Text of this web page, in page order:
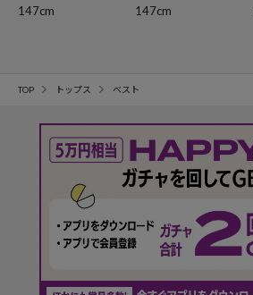
147cm 147cm
TOP トップス ベスト